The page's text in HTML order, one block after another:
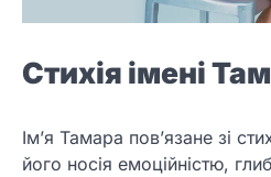
Стихія імені
Ім’я Тамара пов’язане зі
його носія емоційністю,